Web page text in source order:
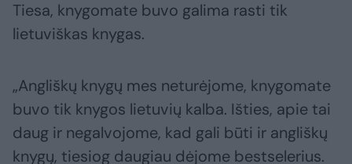
Tiesa, knygomate buvo galima rasti tik
lietuviškas knygas.
„Angliškų knygų mes neturėjome, knygomate
buvo tik knygos lietuvių kalba. Išties, apie tai
daug ir negalvojome, kad gali būti ir angliškų
knygų, tiesiog daugiau dėjome bestselerius.